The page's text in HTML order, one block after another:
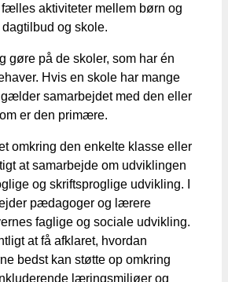
aktiviteter mellem børn og
og skole.
gøre på de skoler, som har én
Hvis en skole har mange
samarbejdet med den eller
er den primære.
omkring den enkelte klasse eller
at samarbejde om udviklingen
og skriftsproglige udvikling. I
pædagoger og lærere
faglige og sociale udvikling.
at få afklaret, hvordan
bedst kan støtte op omkring
læringsmiljøer og